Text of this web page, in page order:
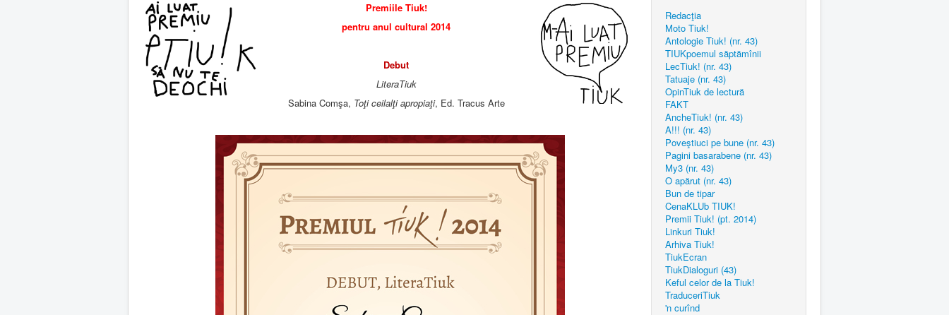
Premiile Tiuk!
pentru anul cultural 2014
Debut
LiteraTiuk
Sabina Comşa, Toţi ceilalţi apropiaţi, Ed. Tracus Arte
Redacţia
Moto Tiuk!
Antologie Tiuk! (nr. 43)
TIUKpoemul săptămînii
LecTiuk! (nr. 43)
Tatuaje (nr. 43)
OpinTiuk de lectură
FAKT
AncheTiuk! (nr. 43)
A!!! (nr. 43)
Poveştiuci pe bune (nr. 43)
Pagini basarabene (nr. 43)
My3 (nr. 43)
O apărut (nr. 43)
Bun de tipar
CenaKLUb TIUK!
Premii Tiuk! (pt. 2014)
Linkuri Tiuk!
Arhiva Tiuk!
TiukEcran
TiukDialoguri (43)
Keful celor de la Tiuk!
TraduceriTiuk
'n curînd